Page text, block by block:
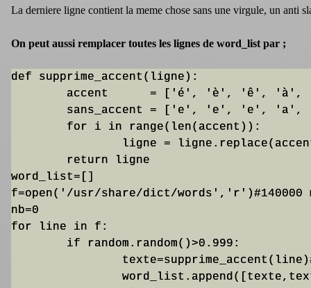
La derniere ligne contient la meme chose sans une virgule, un anti
On peut aussi remplacer toutes les lignes de word_list par ;
def supprime_accent(ligne):
word_list=[]
f=open('/usr/share/dict/words','r')#140000
nb=0
for line in f: